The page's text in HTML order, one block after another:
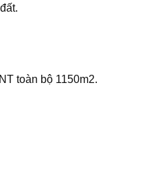
toàn bộ 1150m2.